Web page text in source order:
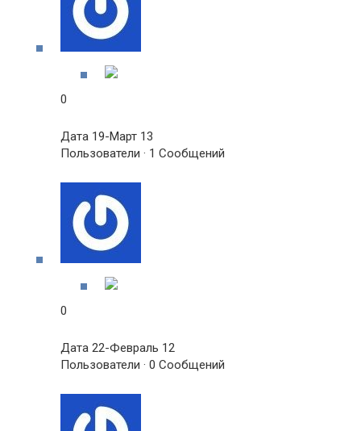
0
Дата 19-Март 13
Пользователи · 1 Сообщений
0
Дата 22-Февраль 12
Пользователи · 0 Сообщений